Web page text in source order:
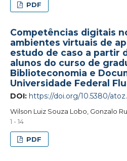
PDF
Competências digitais
ambientes virtuais de
estudo de caso a partir
alunos do curso de
Biblioteconomia e
Universidade Federal
DOI: https://doi.org/10.5380/
Wilson Luiz Souza Lobo, Gonzalo
1 - 14
PDF